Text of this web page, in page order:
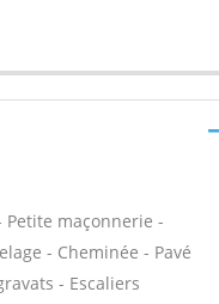
maçonnerie -
- Cheminée - Pavé
- Escaliers